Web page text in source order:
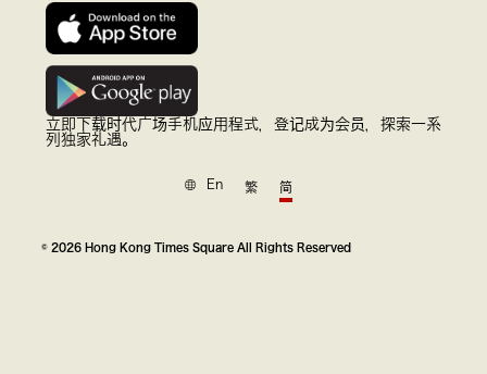
立即下载时代广场手机应用程式，登记成为会员，探索一系
列独家礼遇。
En 繁 简
© 2026 Hong Kong Times Square All Rights Reserved